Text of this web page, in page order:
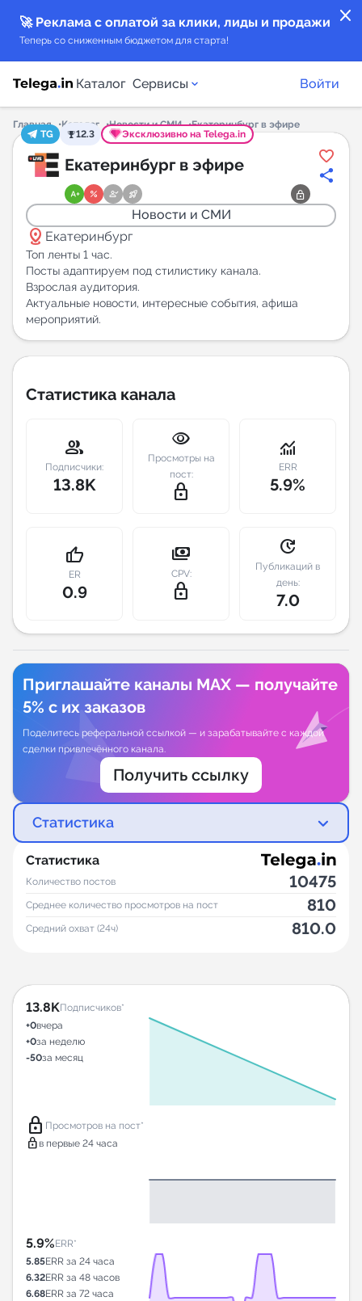
close
🚀 Реклама с оплатой за клики, лиды и продажи
Теперь со сниженным бюджетом для старта!
Каталог Сервисы
Каталог каналов
Каталог ботов
Горящие предложения
Индекс читаемости каналов в Telegram
New
Индивидуальное сопровождение
Аналитика Telegram
Войти
Главная Каталог Новости и СМИ
Екатеринбург в эфире
TG
12.3 Эксклюзивно на Telega.in
Екатеринбург в эфире
Новости и СМИ
distance Екатеринбург
Топ ленты 1 час.
Посты адаптируем под стилистику канала.
Взрослая аудитория.
Актуальные новости, интересные события, афиша
мероприятий.
Статистика канала
group
Подписчики:
13.8K
visibility
Просмотры на
пост:
lock_outline
monitoring
ERR
5.9%
thumb_up
ER
0.9
payments
CPV:
lock_outline
update
Публикаций в
день:
7.0
Приглашайте каналы MAX — получайте
5% с их заказов
Поделитесь реферальной ссылкой — и зарабатывайте с каждой
сделки привлечённого канала.
Получить ссылку
Статистика
Статистика
Количество постов 10475
Среднее количество просмотров на пост 810
Средний охват (24ч) 810.0
13.8KПодписчиков*
+0вчера
+0за неделю
-50за месяц
lock Просмотров на пост*
lock в первые 24 часа
5.9%ERR*
5.85ERR за 24 часа
6.32ERR за 48 часов
6.68ERR за 72 часа